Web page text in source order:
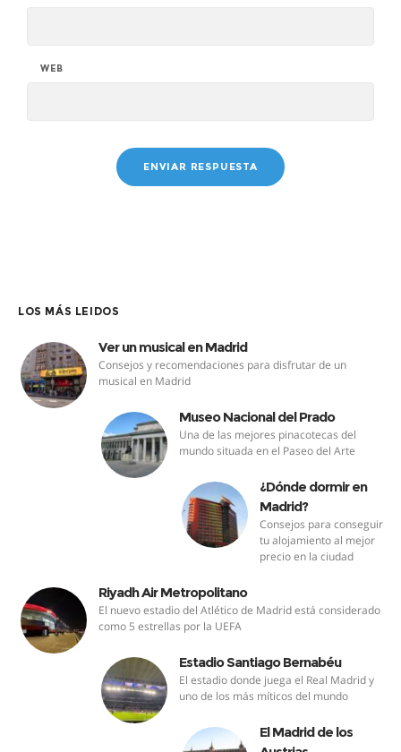
WEB
LOS MÁS LEIDOS
Ver un musical en Madrid
Consejos y recomendaciones para disfrutar de un
musical en Madrid
Museo Nacional del Prado
Una de las mejores pinacotecas del
mundo situada en el Paseo del Arte
¿Dónde dormir en
Madrid?
Consejos para conseguir
tu alojamiento al mejor
precio en la ciudad
Riyadh Air Metropolitano
El nuevo estadio del Atlético de Madrid está considerado
como 5 estrellas por la UEFA
Estadio Santiago Bernabéu
El estadio donde juega el Real Madrid y
uno de los más míticos del mundo
El Madrid de los